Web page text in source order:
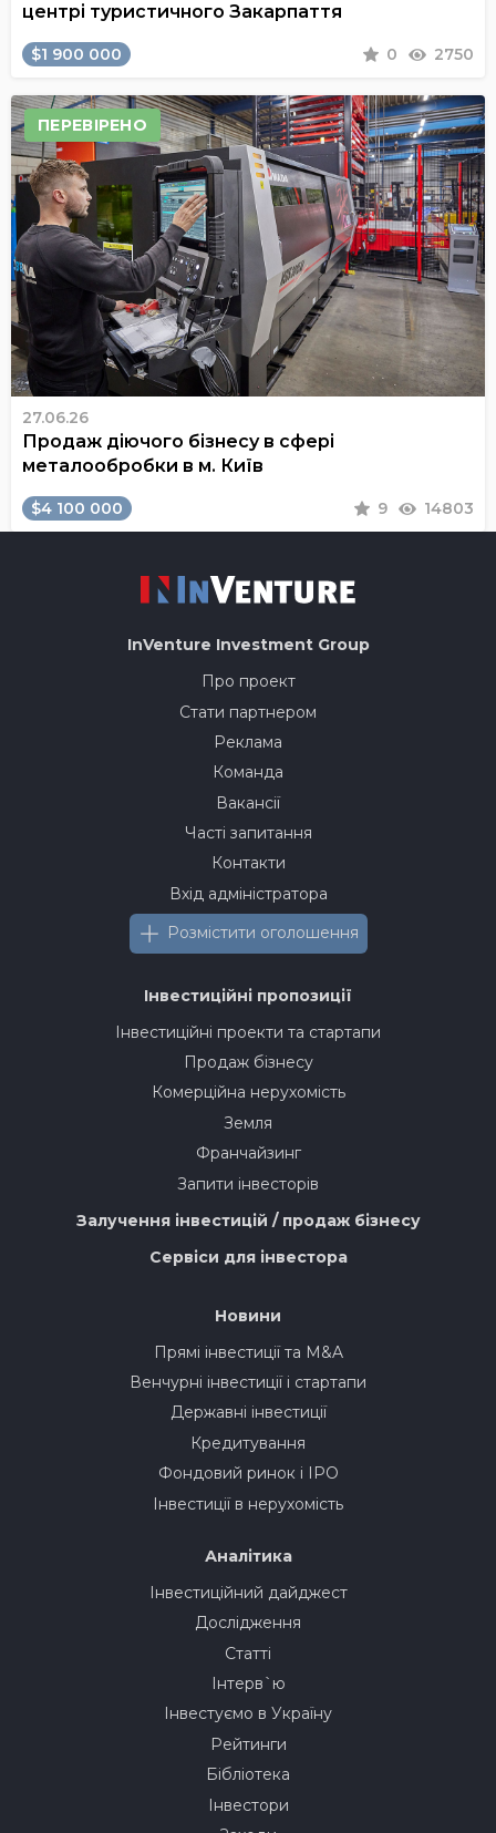
центрі туристичного Закарпаття
$1 900 000 0 2750
ПЕРЕВІРЕНО
27.06.26
Продаж діючого бізнесу в сфері
металообробки в м. Київ
$4 100 000 9 14803
InVenture Investment Group
Про проект
Стати партнером
Реклама
Команда
Вакансії
Часті запитання
Контакти
Вхід адміністратора
Розмістити оголошення
Інвестиційні пропозиції
Інвестиційні проекти та стартапи
Продаж бізнесу
Комерційна нерухомість
Земля
Франчайзинг
Запити інвесторів
Залучення інвестицій / продаж бізнесу
Сервіси для інвестора
Новини
Прямі інвестиції та M&A
Венчурні інвестиції і стартапи
Державні інвестиції
Кредитування
Фондовий ринок і IPO
Інвестиції в нерухомість
Аналітика
Інвестиційний дайджест
Дослідження
Статті
Інтерв`ю
Інвестуємо в Україну
Рейтинги
Бібліотека
Інвестори